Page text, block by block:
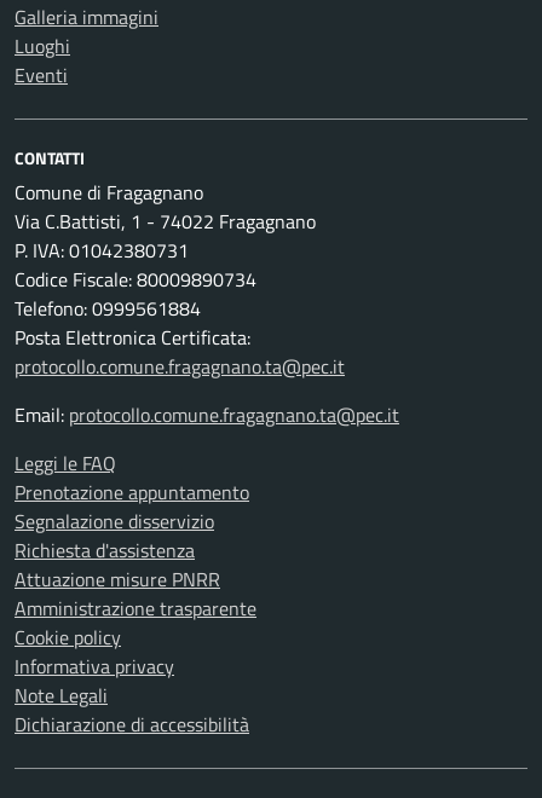
Galleria immagini
Luoghi
Eventi
CONTATTI
Comune di Fragagnano
Via C.Battisti, 1 - 74022 Fragagnano
P. IVA: 01042380731
Codice Fiscale: 80009890734
Telefono: 0999561884
Posta Elettronica Certificata:
protocollo.comune.fragagnano.ta@pec.it
Email: protocollo.comune.fragagnano.ta@pec.it
Leggi le FAQ
Prenotazione appuntamento
Segnalazione disservizio
Richiesta d'assistenza
Attuazione misure PNRR
Amministrazione trasparente
Cookie policy
Informativa privacy
Note Legali
Dichiarazione di accessibilità